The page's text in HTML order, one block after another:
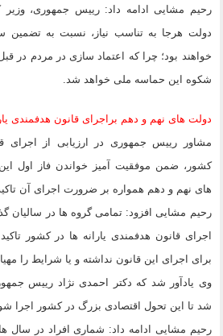
رحیم مشایی ادامه داد: رییس جمهوری، وزیر
دولت هرجا به تناسب نیاز، نسبت به تضمین
خواهند بود؛ چرا که اعتماد سازی در مردم در
شکوه این حماسه ملی خواهد شد.
دولت های نهم و دهم براجرای قانون هدفمندی
مشاور رییس جمهوری در ارزیابی از اجرای
کشور، ضمن موفقیت آمیز خواندن فاز اول
های نهم و دهم همواره بر ضرورت اجرای آن
رحیم مشایی افزود: تمامی گروه ها در
اجرای قانون هدفمندی یارانه ها در کشور
برای اجرای این قانون نداشته و یا شرایط را
وی یادآور شد که دکتر احمدی نژاد رییس
شد تا این تحول اقتصادی بزرگ در کشور اجرا
رحیم مشایی ادامه داد: شماری افراد در سال